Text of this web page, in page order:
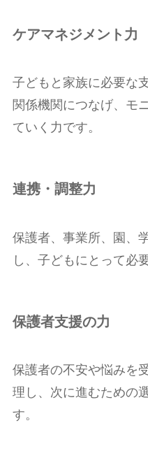
ケアマネジメント力
子どもと家族に必要な
関係機関につなげ、モ
ていく力です。
連携・調整力
保護者、事業所、園、
し、子どもにとって必
保護者支援の力
保護者の不安や悩みを
理し、次に進むための
す。